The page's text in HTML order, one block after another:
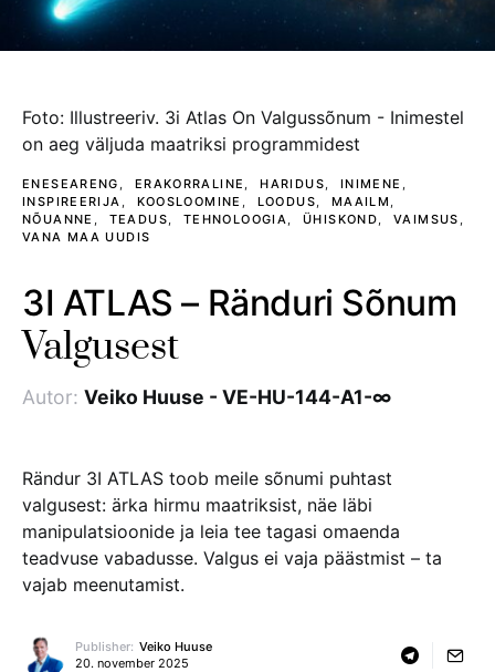
foto: illustreeriv. 3i atlas on valgussõnum - inimestel
on aeg väljuda maatriksi programmidest
ENESEARENG ERAKORRALINE HARIDUS
INIMENE
INSPIREERIJA
KOOSLOOMINE LOODUS
MAAILM
NÕUANNE
TEADUS TEHNOLOOGIA ÜHISKOND
VAIMSUS
VANA MAA UUDIS
3I ATLAS – Ränduri Sõnum
Valgusest
Autor: Veiko Huuse - VE-HU-144-A1-∞
Rändur 3I ATLAS toob meile sõnumi puhtast
valgusest: ärka hirmu maatriksist, näe läbi
manipulatsioonide ja leia tee tagasi omaenda
teadvuse vabadusse. Valgus ei vaja päästmist – ta
vajab meenutamist.
Publisher: Veiko Huuse
20. november 2025